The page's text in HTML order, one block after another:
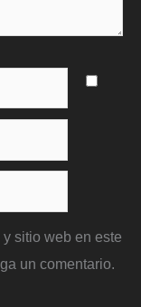
sitio web en este
un comentario.